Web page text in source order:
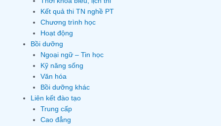
Kết quả thi TN nghề PT
Chương trình học
Hoạt động
Bồi dưỡng
Ngoại ngữ – Tin học
Kỹ năng sống
Văn hóa
Bồi dưỡng khác
Liên kết đào tạo
Trung cấp
Cao đẳng